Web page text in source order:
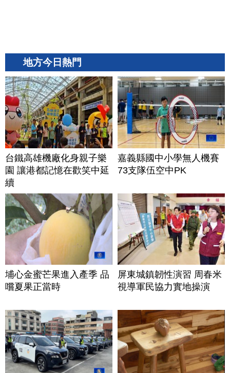
地方今日熱門
台鐵高雄機廠化身親子樂
園 讓港都記憶在歡笑中延
續
嘉義縣國中小學無人機賽
73支隊伍空中PK
埔心金蜜芒果進入產季 品
嚐夏果正當時
屏東城鎮韌性演習 周春米
視導軍民協力實地操演